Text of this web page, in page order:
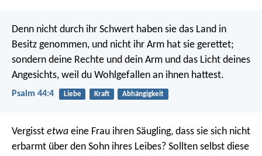
Denn nicht durch ihr Schwert haben sie das Land in
Besitz genommen, und nicht ihr Arm hat sie gerettet;
sondern deine Rechte und dein Arm und das Licht deines
Angesichts, weil du Wohlgefallen an ihnen hattest.
Psalm 44:4 Liebe Kraft Abhängigkeit
Vergisst etwa eine Frau ihren Säugling, dass sie sich nicht
erbarmt über den Sohn ihres Leibes? Sollten selbst diese